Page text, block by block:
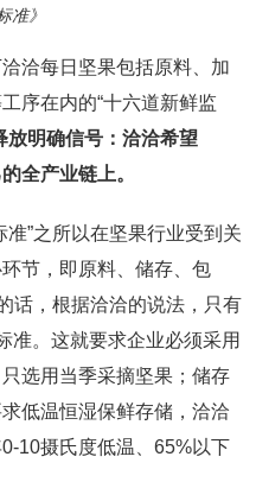
准》
洽每日坚果包括原料、加
序在内的“十六道新鲜监
放明确信号：洽洽希望
全产业链上。
”之所以在坚果行业受到关
节，即原料、储存、包
话，根据洽洽的说法，只有
准。这就要求企业必须采用
选用当季采摘坚果；储存
低温恒湿保鲜存储，洽洽
10摄氏度低温、65%以下